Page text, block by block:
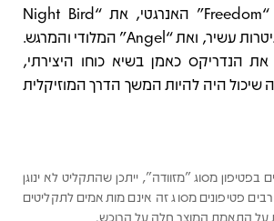
אפשר למצוא את “Freedom” האנרגטי, את “Night Bird
Flying” עם עיבוד גיטרות עשיר, ואת “Angel” המלודי והמרגש.
הנדריקס כאמן בשיא כוחו היצירתי,
היה להיות המשך הדרך המוזיקלית
מסוג "מזוודה", ייתכן שהתקליט לא ינוגן
פטיפונים מסוג זה אינם מותאמים לתקליטים
על התאמת המוצר חלה על הרוכש.